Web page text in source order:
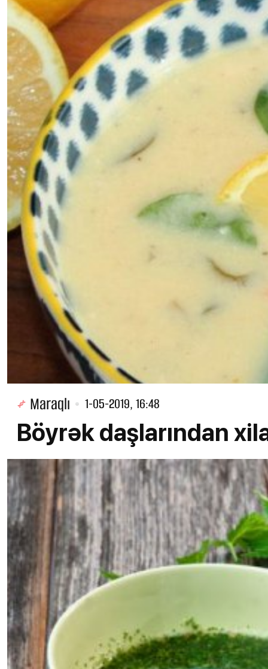
Maraqlı 1-05-2019, 16:48
Böyrək daşlarından